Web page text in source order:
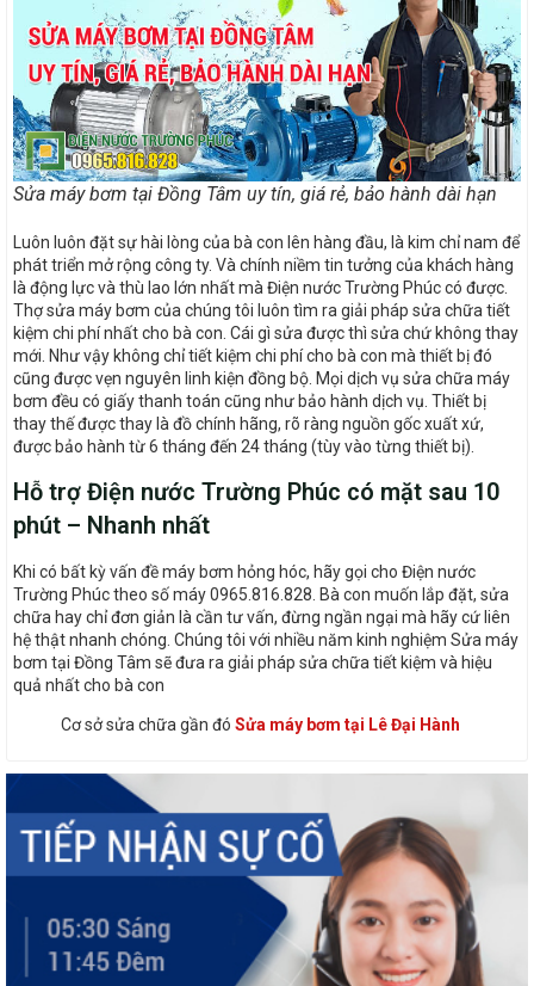
Sửa máy bơm tại Đồng Tâm uy tín, giá rẻ, bảo hành dài hạn
Luôn luôn đặt sự hài lòng của bà con lên hàng đầu, là kim chỉ nam để
phát triển mở rộng công ty. Và chính niềm tin tưởng của khách hàng
là động lực và thù lao lớn nhất mà Điện nước Trường Phúc có được.
Thợ sửa máy bơm của chúng tôi luôn tìm ra giải pháp sửa chữa tiết
kiệm chi phí nhất cho bà con. Cái gì sửa được thì sửa chứ không thay
mới. Như vậy không chỉ tiết kiệm chi phí cho bà con mà thiết bị đó
cũng được vẹn nguyên linh kiện đồng bộ. Mọi dịch vụ sửa chữa máy
bơm đều có giấy thanh toán cũng như bảo hành dịch vụ. Thiết bị
thay thế được thay là đồ chính hãng, rõ ràng nguồn gốc xuất xứ,
được bảo hành từ 6 tháng đến 24 tháng (tùy vào từng thiết bị).
Hỗ trợ Điện nước Trường Phúc có mặt sau 10
phút – Nhanh nhất
Khi có bất kỳ vấn đề máy bơm hỏng hóc, hãy gọi cho Điện nước
Trường Phúc theo số máy 0965.816.828. Bà con muốn lắp đặt, sửa
chữa hay chỉ đơn giản là cần tư vấn, đừng ngần ngại mà hãy cứ liên
hệ thật nhanh chóng. Chúng tôi với nhiều năm kinh nghiệm Sửa máy
bơm tại Đồng Tâm sẽ đưa ra giải pháp sửa chữa tiết kiệm và hiệu
quả nhất cho bà con
Cơ sở sửa chữa gần đó Sửa máy bơm tại Lê Đại Hành